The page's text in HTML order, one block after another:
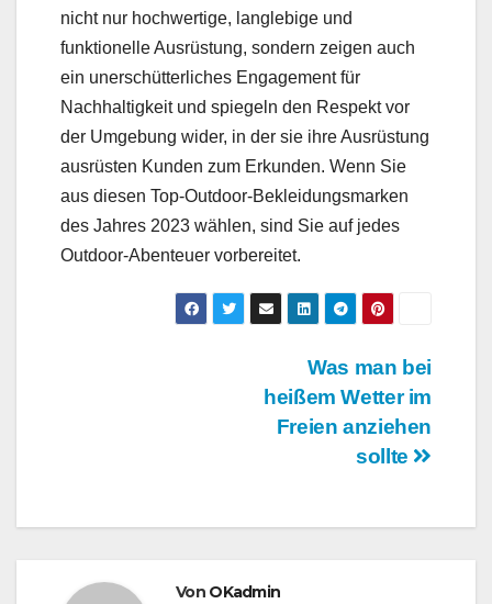
nicht nur hochwertige, langlebige und
funktionelle Ausrüstung, sondern zeigen auch
ein unerschütterliches Engagement für
Nachhaltigkeit und spiegeln den Respekt vor
der Umgebung wider, in der sie ihre Ausrüstung
ausrüsten Kunden zum Erkunden. Wenn Sie
aus diesen Top-Outdoor-Bekleidungsmarken
des Jahres 2023 wählen, sind Sie auf jedes
Outdoor-Abenteuer vorbereitet.
Was man bei
heißem Wetter im
Freien anziehen
sollte
Von OKadmin